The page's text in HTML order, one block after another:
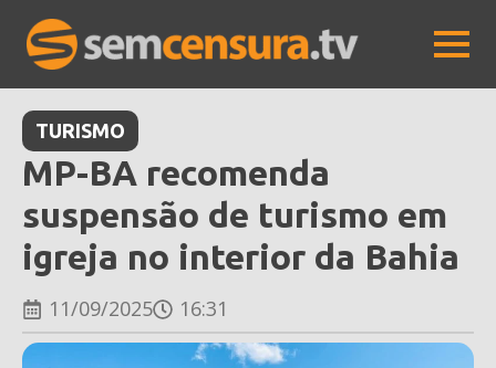
TURISMO
MP-BA recomenda
suspensão de turismo em
igreja no interior da Bahia
11/09/2025 16:31